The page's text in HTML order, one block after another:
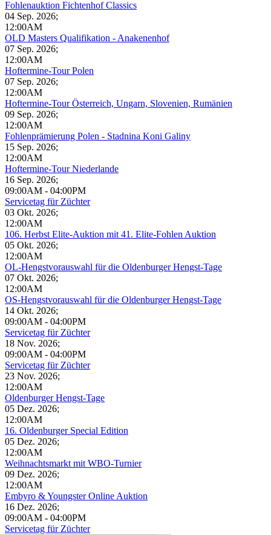
Fohlenauktion Fichtenhof Classics
04 Sep. 2026;
12:00AM
OLD Masters Qualifikation - Anakenenhof
07 Sep. 2026;
12:00AM
Hoftermine-Tour Polen
07 Sep. 2026;
12:00AM
Hoftermine-Tour Österreich, Ungarn, Slovenien, Rumänien
09 Sep. 2026;
12:00AM
Fohlenprämierung Polen - Stadnina Koni Galiny
15 Sep. 2026;
12:00AM
Hoftermine-Tour Niederlande
16 Sep. 2026;
09:00AM - 04:00PM
Servicetag für Züchter
03 Okt. 2026;
12:00AM
106. Herbst Elite-Auktion mit 41. Elite-Fohlen Auktion
05 Okt. 2026;
12:00AM
OL-Hengstvorauswahl für die Oldenburger Hengst-Tage
07 Okt. 2026;
12:00AM
OS-Hengstvorauswahl für die Oldenburger Hengst-Tage
14 Okt. 2026;
09:00AM - 04:00PM
Servicetag für Züchter
18 Nov. 2026;
09:00AM - 04:00PM
Servicetag für Züchter
23 Nov. 2026;
12:00AM
Oldenburger Hengst-Tage
05 Dez. 2026;
12:00AM
16. Oldenburger Special Edition
05 Dez. 2026;
12:00AM
Weihnachtsmarkt mit WBO-Turnier
09 Dez. 2026;
12:00AM
Embyro & Youngster Online Auktion
16 Dez. 2026;
09:00AM - 04:00PM
Servicetag für Züchter